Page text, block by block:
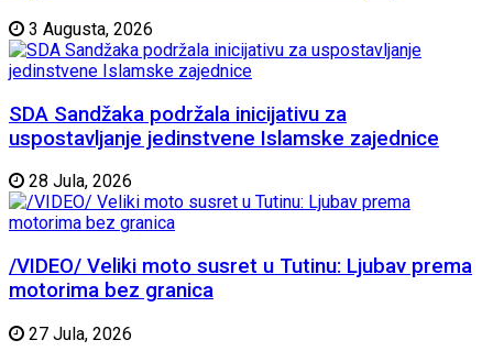
3 Augusta, 2026
SDA Sandžaka podržala inicijativu za
uspostavljanje jedinstvene Islamske zajednice
28 Jula, 2026
/VIDEO/ Veliki moto susret u Tutinu: Ljubav prema
motorima bez granica
27 Jula, 2026